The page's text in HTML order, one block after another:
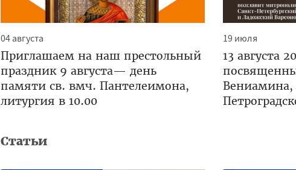
04 августа
Приглашаем на наш престольный
праздник 9 августа— день
памяти св. вмч. Пантелеимона,
литургия в 10.00
19 июля
13 августа
Статьи